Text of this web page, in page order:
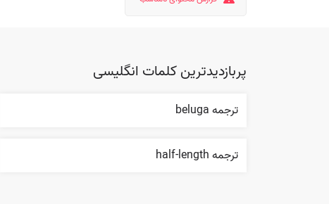
پربازدیدترین کلمات انگلیسی
ترجمه beluga
ترجمه half-length